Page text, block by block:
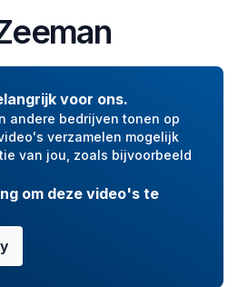
voor ons.
andere bedrijven tonen op
verzamelen mogelijk
van jou, zoals bijvoorbeeld
om deze video's te